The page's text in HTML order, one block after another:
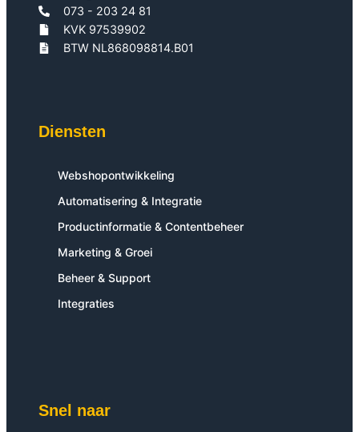
073 - 203 24 81
KVK 97539902
BTW NL868098814.B01
Diensten
Webshopontwikkeling
Automatisering & Integratie
Productinformatie & Contentbeheer
Marketing & Groei
Beheer & Support
Integraties
Snel naar